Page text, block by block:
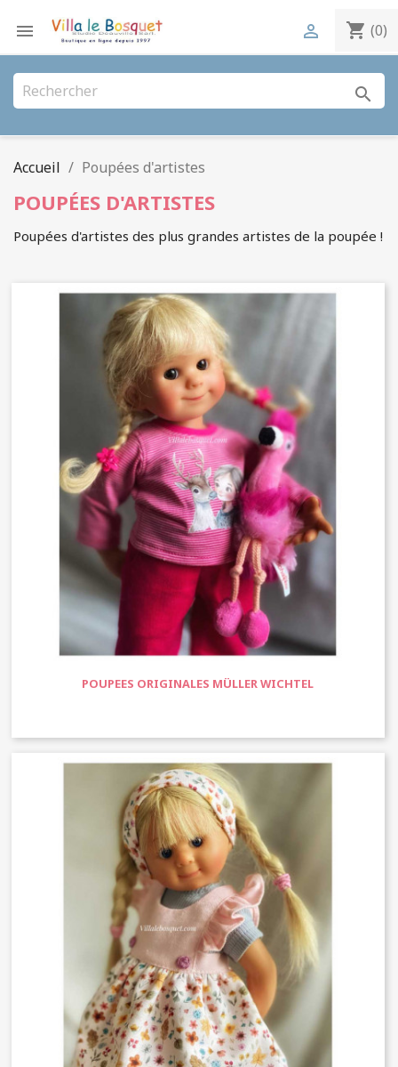
 shopping_cart (0)

search
Accueil Poupées d'artistes
POUPÉES D'ARTISTES
Poupées d'artistes des plus grandes artistes de la poupée !
POUPEES ORIGINALES MÜLLER WICHTEL